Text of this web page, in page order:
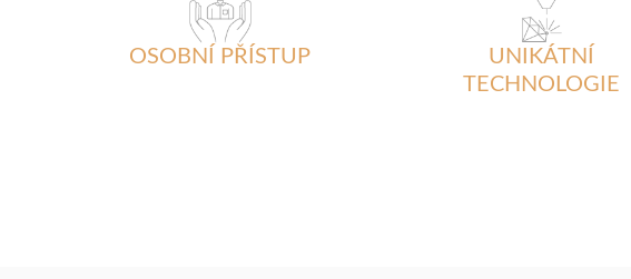
OSOBNÍ PŘÍSTUP
UNIKÁTNÍ
TECHNOLOGIE